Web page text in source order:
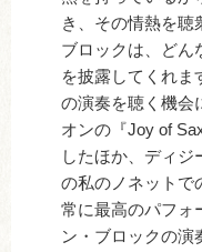
き、その情熱を聴
ブロックは、どん
を披露してくれま
の演奏を聴く機会
オンの『Joy of
したほか、ディ
の私のノネットで
常に最高のパフォ
ン・ブロックの演